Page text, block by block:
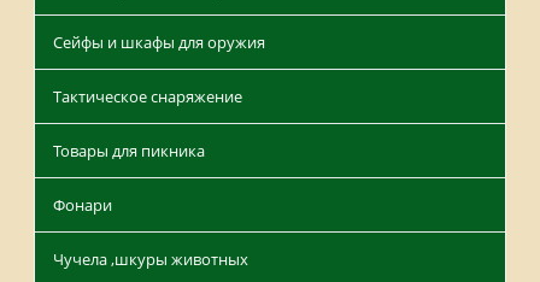
Сейфы и шкафы для оружия
Тактическое снаряжение
Товары для пикника
Фонари
Чучела ,шкуры животных